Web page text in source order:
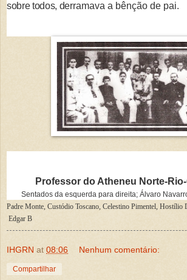
sobre todos, der­ramava a bênção de pai.
Professor do Atheneu Norte-
Sentados da esquerda para direita; Álvaro
Padre Monte, Custódio Toscano, Celestino Pimentel,
Edgar B
IHGRN at 08:06 Nenhum comentário:
Compartilhar